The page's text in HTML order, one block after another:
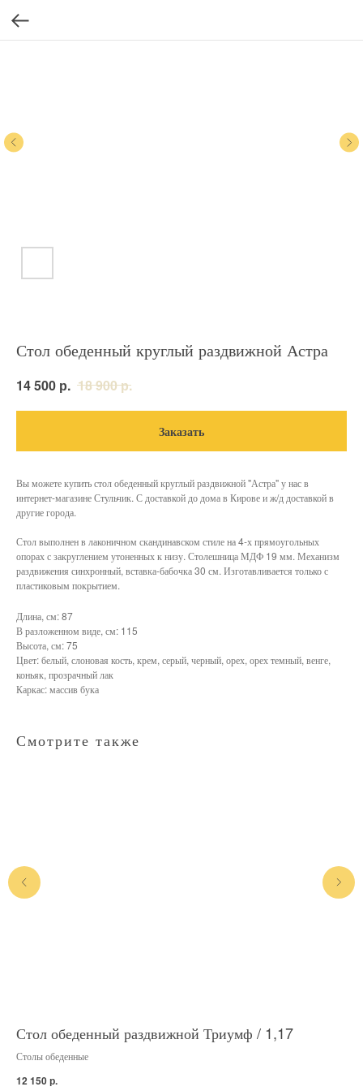
Стол обеденный круглый раздвижной Астра
14 500 р. 18 900р.
Заказать
Вы можете купить стол обеденный круглый раздвижной "Астра" у нас в
интернет-магазине Стульчик. С доставкой до дома в Кирове и ж/д доставкой в
другие города.
Стол выполнен в лаконичном скандинавском стиле на 4-х прямоугольных
опорах с закруглением утоненных к низу. Столешница МДФ 19 мм. Механизм
раздвижения синхронный, вставка-бабочка 30 см. Изготавливается только с
пластиковым покрытием.
Длина, см: 87
В разложенном виде, см: 115
Высота, см: 75
Цвет: белый, слоновая кость, крем, серый, черный, орех, орех темный, венге,
коньяк, прозрачный лак
Каркас: массив бука
Смотрите также
Стол обеденный раздвижной Триумф / 1,17
Столы обеденные
12 150р.